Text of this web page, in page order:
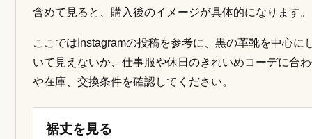
含めて見ると、購入後のイメージが具体的になります。
ここではInstagramの投稿を参考に、黒の革靴を中心
いて見えないか、仕事服や休日のきれいめコーデに合
や在庫、交換条件を確認してください。
裾丈を見る